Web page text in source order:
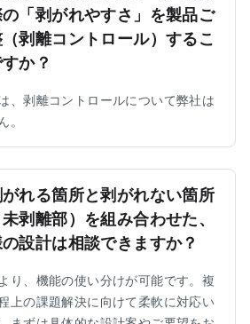
「剥がれやすさ」を製品ご
剥離コントロール）するこ
か？
、剥離コントロールについて弊社は
。
れる箇所と剥がれない箇所
未剥離部）を組み合わせた、
設計は相談できますか？
り、機能の使い分けが可能です。複
上の課題解決に向けて柔軟に対応い